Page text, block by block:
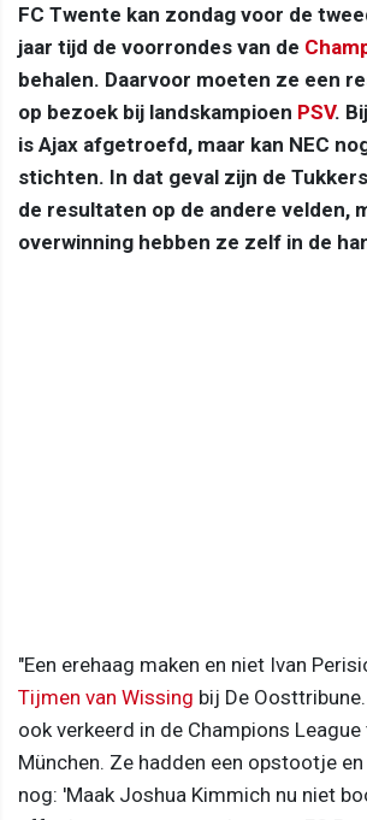
FC Twente kan zondag voor de
jaar tijd de voorrondes van de
behalen. Daarvoor moeten ze een
op bezoek bij landskampioen PSV.
is Ajax afgetroefd, maar kan NEC
stichten. In dat geval zijn de
de resultaten op de andere velden,
overwinning hebben ze zelf in de
"Een erehaag maken en niet Ivan
Tijmen van Wissing bij De
ook verkeerd in de Champions League
München. Ze hadden een opstootje
nog: 'Maak Joshua Kimmich nu niet